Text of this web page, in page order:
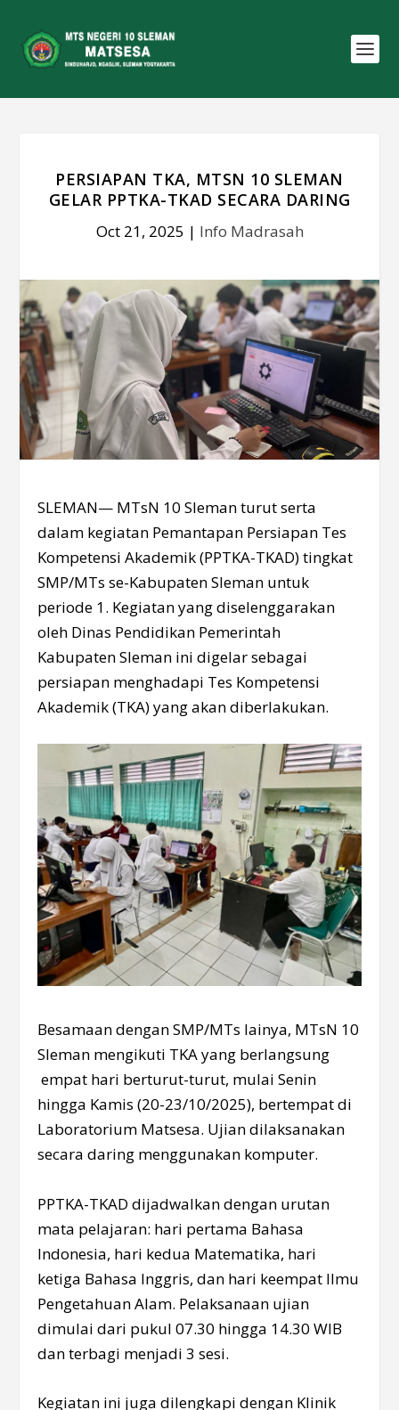
PERSIAPAN TKA, MTSN 10 SLEMAN
GELAR PPTKA-TKAD SECARA DARING
Oct 21, 2025 | Info Madrasah
SLEMAN— MTsN 10 Sleman turut serta
dalam kegiatan Pemantapan Persiapan Tes
Kompetensi Akademik (PPTKA-TKAD) tingkat
SMP/MTs se-Kabupaten Sleman untuk
periode 1. Kegiatan yang diselenggarakan
oleh Dinas Pendidikan Pemerintah
Kabupaten Sleman ini digelar sebagai
persiapan menghadapi Tes Kompetensi
Akademik (TKA) yang akan diberlakukan.
Besamaan dengan SMP/MTs lainya, MTsN 10
Sleman mengikuti TKA yang berlangsung
empat hari berturut-turut, mulai Senin
hingga Kamis (20-23/10/2025), bertempat di
Laboratorium Matsesa. Ujian dilaksanakan
secara daring menggunakan komputer.
PPTKA-TKAD dijadwalkan dengan urutan
mata pelajaran: hari pertama Bahasa
Indonesia, hari kedua Matematika, hari
ketiga Bahasa Inggris, dan hari keempat Ilmu
Pengetahuan Alam. Pelaksanaan ujian
dimulai dari pukul 07.30 hingga 14.30 WIB
dan terbagi menjadi 3 sesi.
Kegiatan ini juga dilengkapi dengan Klinik